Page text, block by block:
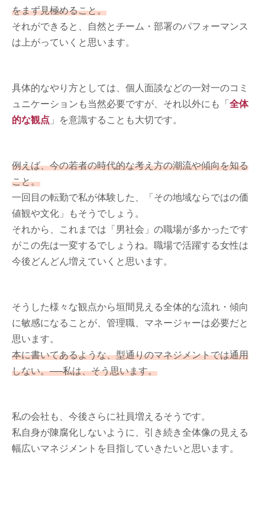
をまず見極めること。
それができると、自然とチーム・部署のパフォーマンス
は上がっていくと思います。
具体的なやり方としては、個人面談などの一対一のコミ
ュニケーションも当然必要ですが、それ以外にも「 全体
的な観点 」を意識することも大切です。
例えば、今の若者の時代的な考え方の潮流や傾向を知る
こと。
一回目の転勤で私が体験した、「その地域ならではの価
値観や文化」もそうでしょう。
それから、これまでは「男社会」の職場が多かったです
がこの先は一変するでしょうね。職場で活躍する女性は
今後どんどん増えていくと思います。
そうした様々な観点から垣間見える全体的な流れ・傾向
に敏感になることが、管理職、マネージャーは必要だと
思います。
本に書いてあるような、型通りのマネジメントでは通用
しない。──私は、そう思います。
私の会社も、今後さらに社員増えるそうです。
私自身が陳腐化しないように、引き続き全体像の見える
幅広いマネジメントを目指していきたいと思います。